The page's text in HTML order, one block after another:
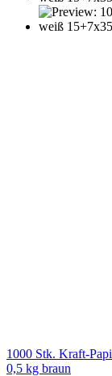
1000 Stk. Kraft-
0,5 kg braun